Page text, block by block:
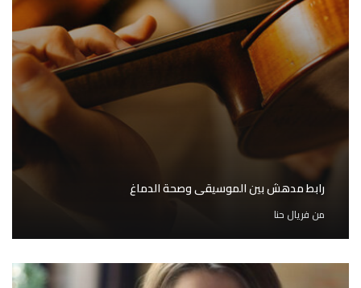
رابط مدهش بين الموسيقى وصحة الدماغ
من فريال حنا